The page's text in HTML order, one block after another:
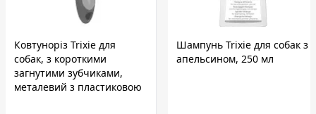
Ковтуноріз Trixie для
собак, з короткими
загнутими зубчиками,
металевий з пластиковою
Шампунь Trixie для собак з
апельсином, 250 мл